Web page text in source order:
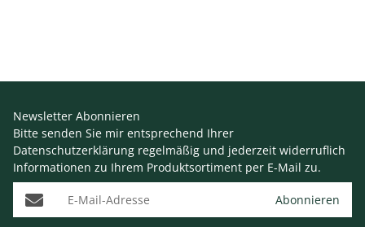
Newsletter Abonnieren
Bitte senden Sie mir entsprechend Ihrer
Datenschutzerklärung regelmäßig und jederzeit widerruflich
Informationen zu Ihrem Produktsortiment per E-Mail zu.
E-Mail-Adresse Abonnieren